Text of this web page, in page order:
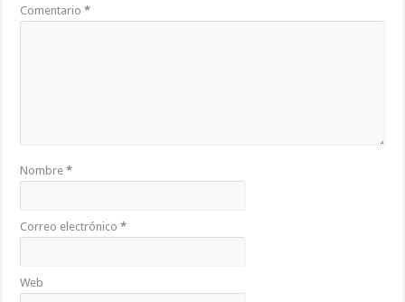
Comentario*
Nombre*
Correo electrónico*
Web